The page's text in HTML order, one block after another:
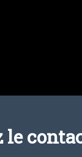
le